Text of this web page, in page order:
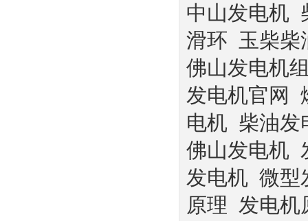
中山发电机
滑环 玉柴柴
佛山发电机
发电机官网
电机 柴油发
佛山发电机
发电机 微型
原理
发电机